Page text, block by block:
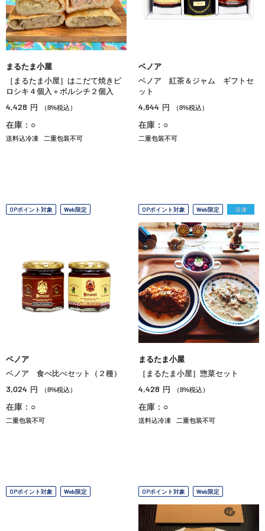
まるたま小屋
［まるたま小屋］はこだて焼きピ
ロシキ４個入＋ボルシチ２個入
4,428 円 （8%税込）
在庫：○
送料込冷凍 二重包装不可
ベノア
ベノア 紅茶＆ジャム ギフトセ
ット
4,644 円 （8%税込）
在庫：○
二重包装不可
OPポイント対象 Web限定
ベノア
ベノア 食べ比べセット（２種）
3,024 円 （8%税込）
在庫：○
二重包装不可
OPポイント対象 Web限定 冷凍
まるたま小屋
［まるたま小屋］惣菜セット
4,428 円 （8%税込）
在庫：○
送料込冷凍 二重包装不可
OPポイント対象 Web限定 OPポイント対象 Web限定